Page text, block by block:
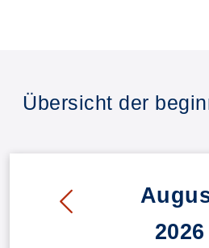
Übersicht der
2026